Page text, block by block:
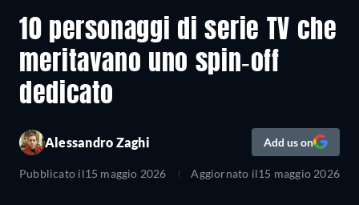
10 personaggi di serie TV che
meritavano uno spin-off
dedicato
Alessandro Zaghi Add us on
Pubblicato il15 maggio 2026 Aggiornato il15 maggio 2026